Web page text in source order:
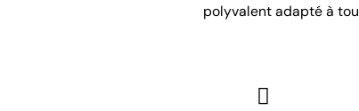
polyvalent adapté à